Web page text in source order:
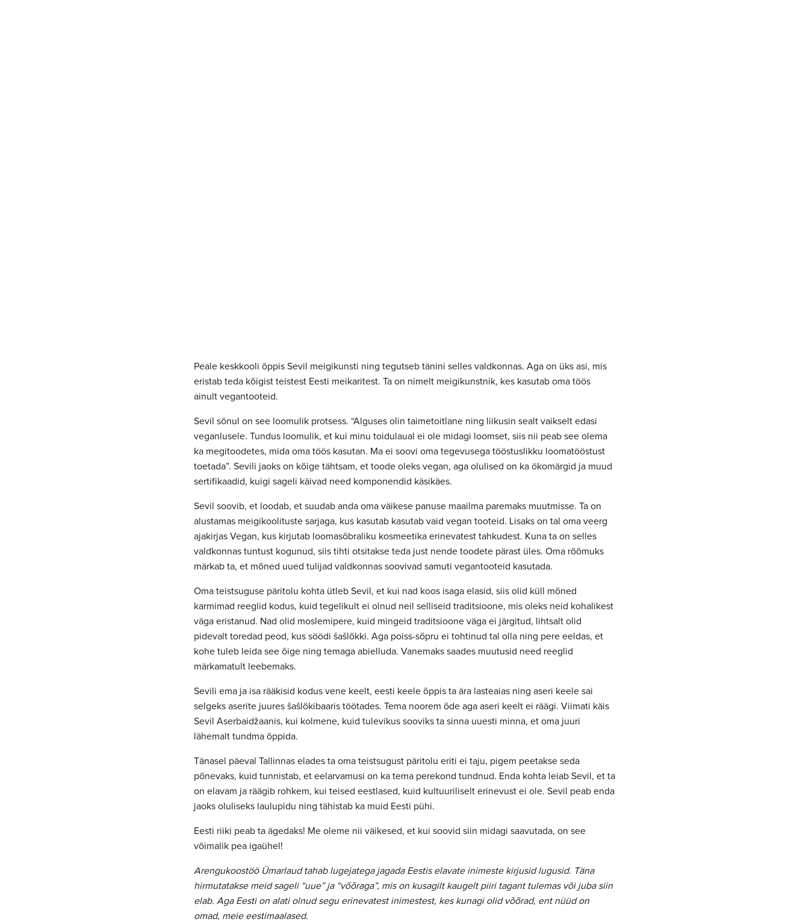
Peale keskkooli õppis Sevil meigikunsti ning tegutseb tänini selles valdkonnas. Aga on üks asi, mis
eristab teda kõigist teistest Eesti meikaritest. Ta on nimelt meigikunstnik, kes kasutab oma töös
ainult vegantooteid.
Sevil sõnul on see loomulik protsess. “Alguses olin taimetoitlane ning liikusin sealt vaikselt edasi
veganlusele. Tundus loomulik, et kui minu toidulaual ei ole midagi loomset, siis nii peab see olema
ka megitoodetes, mida oma töös kasutan. Ma ei soovi oma tegevusega tööstuslikku loomatööstust
toetada”. Sevili jaoks on kõige tähtsam, et toode oleks vegan, aga olulised on ka ökomärgid ja muud
sertifikaadid, kuigi sageli käivad need komponendid käsikäes.
Sevil soovib, et loodab, et suudab anda oma väikese panuse maailma paremaks muutmisse. Ta on
alustamas meigikoolituste sarjaga, kus kasutab kasutab vaid vegan tooteid. Lisaks on tal oma veerg
ajakirjas Vegan, kus kirjutab loomasõbraliku kosmeetika erinevatest tahkudest. Kuna ta on selles
valdkonnas tuntust kogunud, siis tihti otsitakse teda just nende toodete pärast üles. Oma rõõmuks
märkab ta, et mõned uued tulijad valdkonnas soovivad samuti vegantooteid kasutada.
Oma teistsuguse päritolu kohta ütleb Sevil, et kui nad koos isaga elasid, siis olid küll mõned
karmimad reeglid kodus, kuid tegelikult ei olnud neil selliseid traditsioone, mis oleks neid kohalikest
väga eristanud. Nad olid moslemipere, kuid mingeid traditsioone väga ei järgitud, lihtsalt olid
pidevalt toredad peod, kus söödi šašlõkki. Aga poiss-sõpru ei tohtinud tal olla ning pere eeldas, et
kohe tuleb leida see õige ning temaga abielluda. Vanemaks saades muutusid need reeglid
märkamatult leebemaks.
Sevili ema ja isa rääkisid kodus vene keelt, eesti keele õppis ta ära lasteaias ning aseri keele sai
selgeks aserite juures šašlõkibaaris töötades. Tema noorem õde aga aseri keelt ei räägi. Viimati käis
Sevil Aserbaidžaanis, kui kolmene, kuid tulevikus sooviks ta sinna uuesti minna, et oma juuri
lähemalt tundma õppida.
Tänasel päeval Tallinnas elades ta oma teistsugust päritolu eriti ei taju, pigem peetakse seda
põnevaks, kuid tunnistab, et eelarvamusi on ka tema perekond tundnud. Enda kohta leiab Sevil, et ta
on elavam ja räägib rohkem, kui teised eestlased, kuid kultuuriliselt erinevust ei ole. Sevil peab enda
jaoks oluliseks laulupidu ning tähistab ka muid Eesti pühi.
Eesti riiki peab ta ägedaks! Me oleme nii väikesed, et kui soovid siin midagi saavutada, on see
võimalik pea igaühel!
Arengukoostöö Ümarlaud tahab lugejatega jagada Eestis elavate inimeste kirjusid lugusid. Täna
hirmutatakse meid sageli “uue” ja “võõraga”, mis on kusagilt kaugelt piiri tagant tulemas või juba siin
elab. Aga Eesti on alati olnud segu erinevatest inimestest, kes kunagi olid võõrad, ent nüüd on
omad, meie eestimaalased.